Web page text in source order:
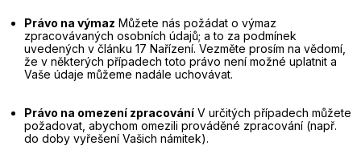
Právo na výmaz Můžete nás požádat o výmaz
zpracovávaných osobních údajů; a to za podmínek
uvedených v článku 17 Nařízení. Vezměte prosím na vědomí,
že v některých případech toto právo není možné uplatnit a
Vaše údaje můžeme nadále uchovávat.
Právo na omezení zpracování V určitých případech můžete
požadovat, abychom omezili prováděné zpracování (např.
do doby vyřešení Vašich námitek).